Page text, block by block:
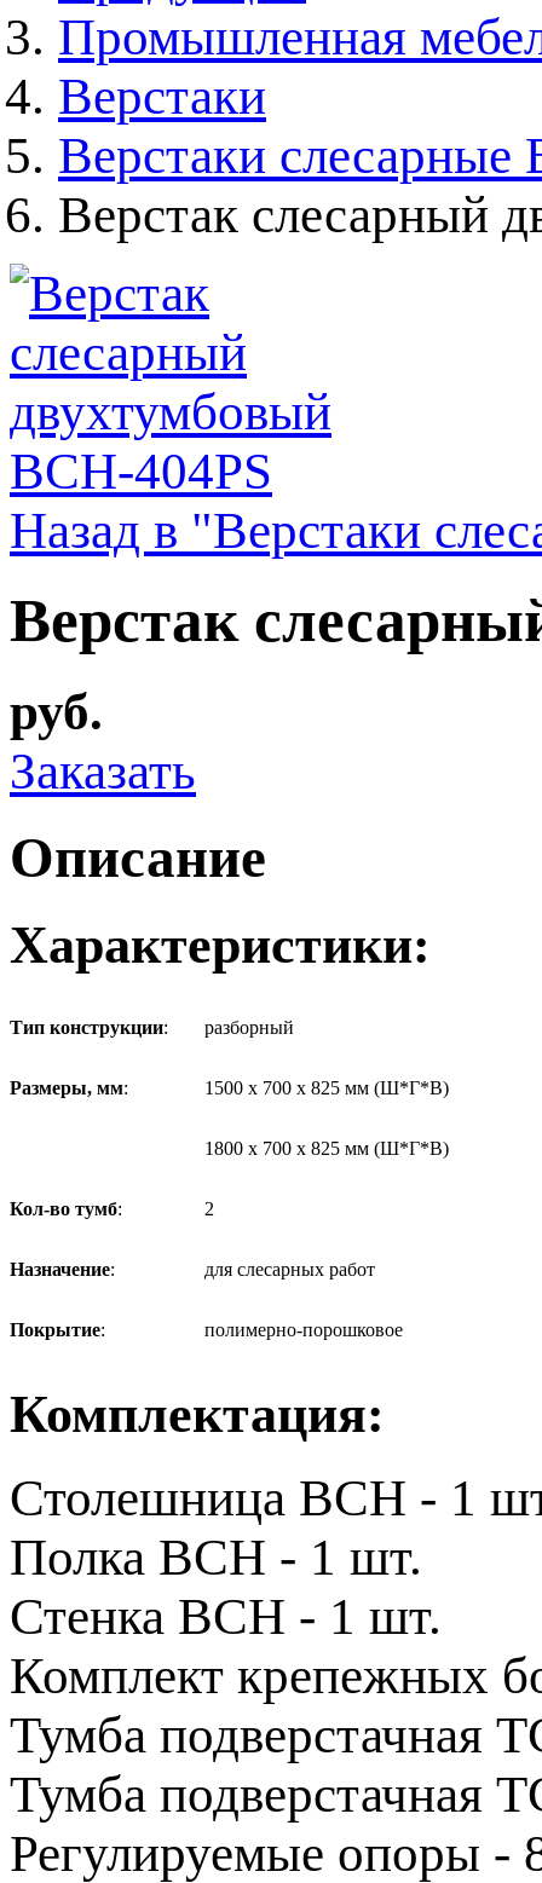
Промышленная
Верстаки
Верстаки
Верстак слесарный
Назад в "Верстаки
Верстак
руб.
Заказать
Описание
Характеристики:
Тип конструкции: разборный
Размеры, мм: 1500 х 700 х 825 мм (Ш*Г*В)
1800 х 700 х 825 мм (Ш*Г*В)
Кол-во тумб: 2
Назначение: для слесарных работ
Покрытие: полимерно-порошковое
Комплектация:
Столешница ВСН - 1
Полка ВСН - 1 шт.
Стенка ВСН - 1 шт.
Комплект крепежных
Тумба подверстачная
Тумба подверстачная
Регулируемые опоры -